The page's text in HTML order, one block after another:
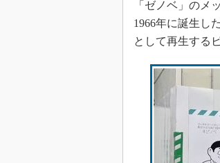
「ゼノベ」のメ
1966年に誕生し
として再生する